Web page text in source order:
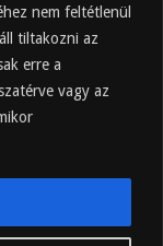
nem feltétlenül
tiltakozni az
erre a
vagy az
kockázatok,
és